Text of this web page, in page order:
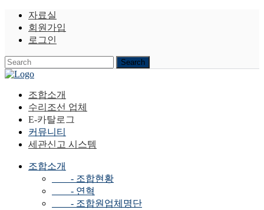
자료실
회원가입
로그인
조합소개
수리조선 업체
E-카탈로그
커뮤니티
세관신고 시스템
조합소개
- 조합현황
- 연혁
- 조합원업체명단